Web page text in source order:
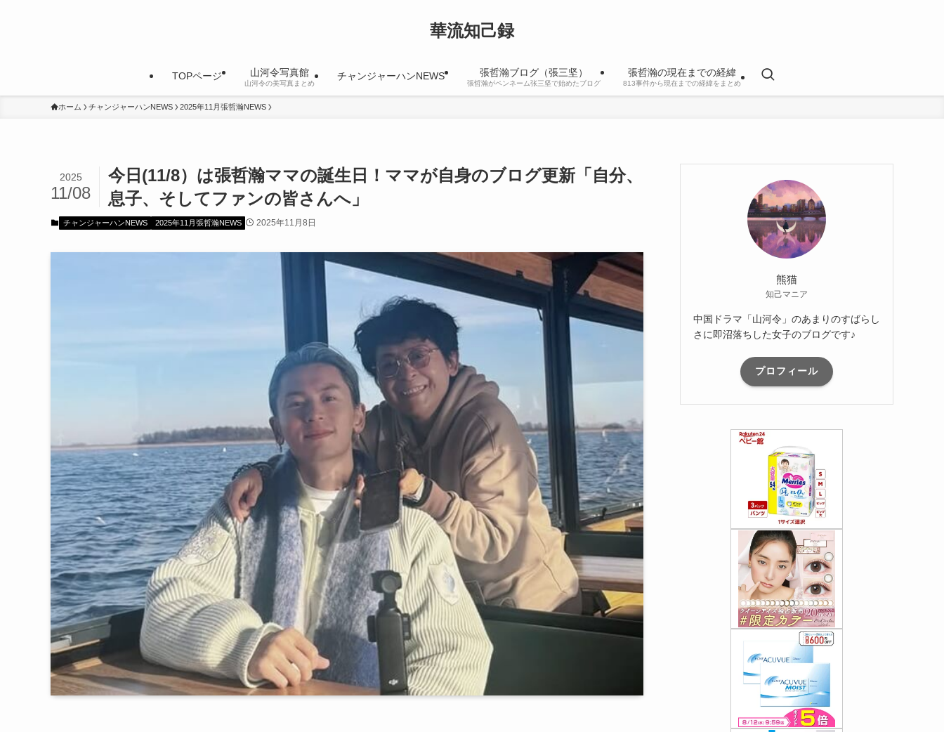
華流知己録
TOPページ 山河令写真館
山河令の美写真まとめ
チャンジャーハンNEWS 張哲瀚ブログ（張三坚）
張哲瀚がペンネーム张三坚で始めたブログ
張哲瀚の現在までの経緯
813事件から現在までの経緯をまとめ
ホーム チャンジャーハンNEWS 2025年11月張哲瀚NEWS
今日(11/8）は張哲瀚ママの誕生日！ママが自身のブログ更新「自分、
息子、そしてファンの皆さんへ」
2025
11/08
チャンジャーハンNEWS 2025年11月張哲瀚NEWS 2025年11月8日
熊猫
知己マニア
中国ドラマ「山河令」のあまりのすばらし
さに即沼落ちした女子のブログです♪
プロフィール